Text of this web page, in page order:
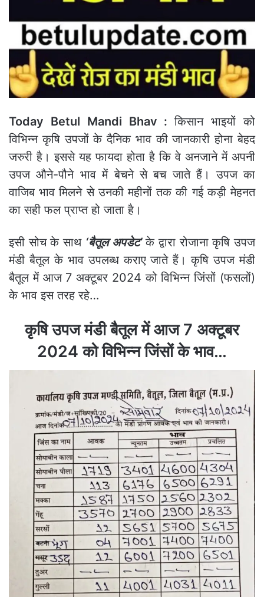
Today Betul Mandi Bhav :किसान भाइयों को
विभिन्न कृषि उपजों के दैनिक भाव की जानकारी होना बेहद
जरुरी है। इससे यह फायदा होता है कि वे अनजाने में अपनी
उपज औने-पौने भाव में बेचने से बच जाते हैं। उपज का
वाजिब भाव मिलने से उनकी महीनों तक की गई कड़ी मेहनत
का सही फल प्राप्त हो जाता है।
इसी सोच के साथ ‘बैतूल अपडेट’के द्वारा रोजाना कृषि उपज
मंडी बैतूल के भाव उपलब्ध कराए जाते हैं। कृषि उपज मंडी
बैतूल में आज 7 अक्टूबर 2024 को विभिन्न जिंसों (फसलों)
के भाव इस तरह रहे…
कृषि उपज मंडी बैतूल में आज 7 अक्टूबर
2024 को विभिन्न जिंसों के भाव…